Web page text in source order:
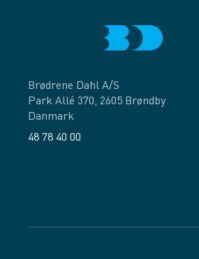
Brødrene Dahl A/S
Park Allé 370, 2605 Brøndby
Danmark
48 78 40 00